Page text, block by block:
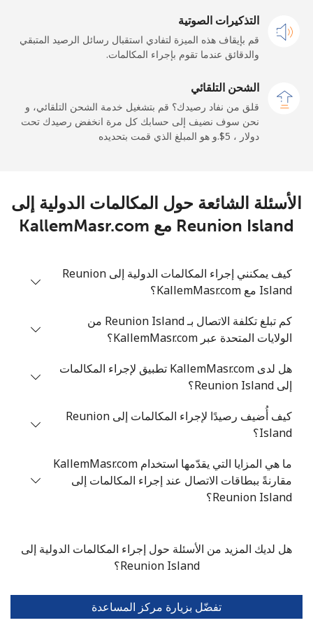
الجوال
التذكيرات الصوتية
قم بإيقاف هذه الميزة لتفادي استقبال رسائل الرصيد المتبقي
والدقائق عندما تقوم بإجراء المكالمات.
الشحن التلقائي
قلق من نفاد رصيدك؟ قم بتشغيل خدمة الشحن التلقائي، و
نحن سوف نضيف إلى حسابك كل مرة انخفض رصيدك تحت
دولار ، ⁦$5⁩.و هو المبلغ الذي قمت بتحديده
الأسئلة الشائعة حول المكالمات الدولية إلى
Reunion Island مع KallemMasr.com
كيف يمكنني إجراء المكالمات الدولية إلى Reunion
Island مع KallemMasr.com؟
كم تبلغ تكلفة الاتصال بـ Reunion Island من
الولايات المتحدة عبر KallemMasr.com؟
هل لدى KallemMasr.com تطبيق لإجراء المكالمات
إلى Reunion Island؟
كيف أُضيف رصيدًا لإجراء المكالمات إلى Reunion
Island؟
ما هي المزايا التي يقدّمها استخدام KallemMasr.com
مقارنةً ببطاقات الاتصال عند إجراء المكالمات إلى
Reunion Island؟
هل لديك المزيد من الأسئلة حول إجراء المكالمات الدولية إلى
Reunion Island؟
تفضّل بزيارة مركز المساعدة